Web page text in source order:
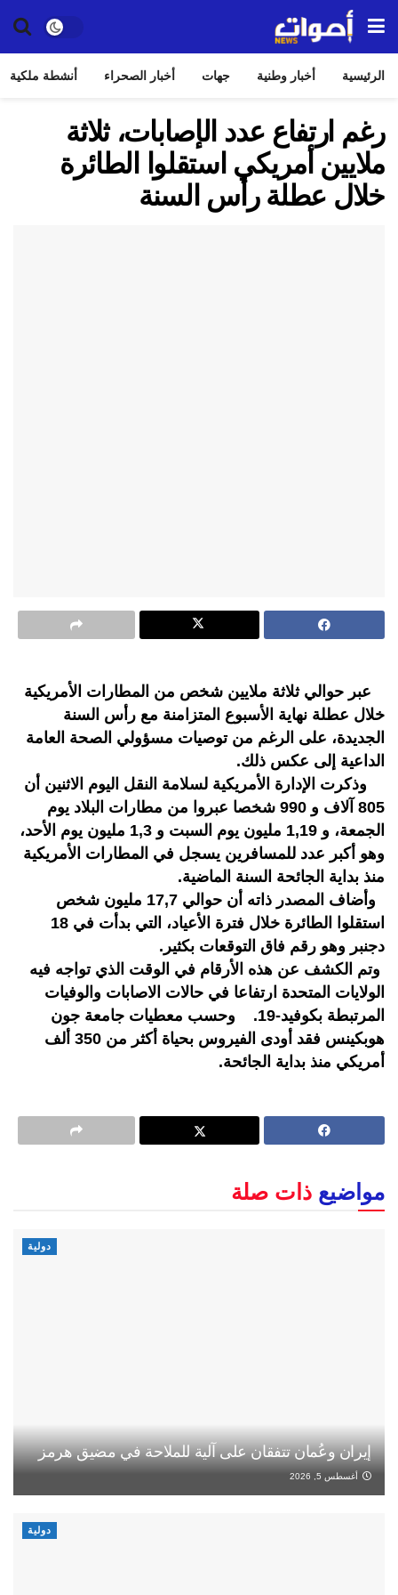
الرئيسية أخبار وطنية جهات أخبار الصحراء أنشطة ملكية
رغم ارتفاع عدد الإصابات، ثلاثة
ملايين أمريكي استقلوا الطائرة
خلال عطلة رأس السنة
عبر حوالي ثلاثة ملايين شخص من المطارات الأمريكية
خلال عطلة نهاية الأسبوع المتزامنة مع رأس السنة
الجديدة، على الرغم من توصيات مسؤولي الصحة العامة
الداعية إلى عكس ذلك.
وذكرت الإدارة الأمريكية لسلامة النقل اليوم الاثنين أن
805 آلاف و 990 شخصا عبروا من مطارات البلاد يوم
الجمعة، و 1,19 مليون يوم السبت و 1,3 مليون يوم الأحد،
وهو أكبر عدد للمسافرين يسجل في المطارات الأمريكية
منذ بداية الجائحة السنة الماضية.
وأضاف المصدر ذاته أن حوالي 17,7 مليون شخص
استقلوا الطائرة خلال فترة الأعياد، التي بدأت في 18
دجنبر وهو رقم فاق التوقعات بكثير.
وتم الكشف عن هذه الأرقام في الوقت الذي تواجه فيه
الولايات المتحدة ارتفاعا في حالات الاصابات والوفيات
المرتبطة بكوفيد-19. وحسب معطيات جامعة جون
هوبكينس فقد أودى الفيروس بحياة أكثر من 350 ألف
أمريكي منذ بداية الجائحة.
مواضيع ذات صلة
دولية
إيران وعُمان تتفقان على آلية للملاحة في مضيق هرمز
أغسطس 5, 2026
دولية